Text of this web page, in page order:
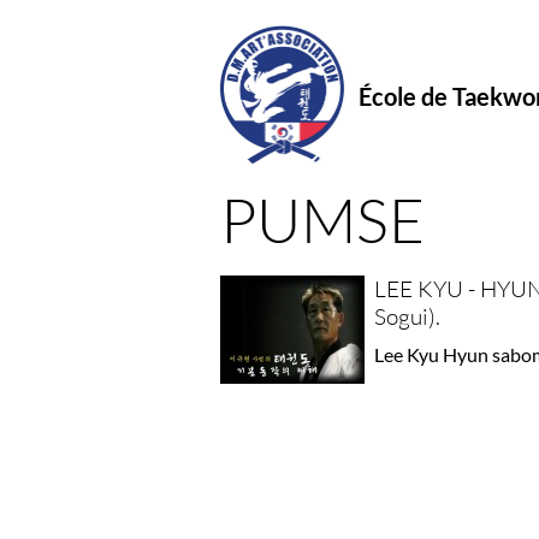
École de
PUMSE
LEE KYU -
Sogui).
Lee Kyu Hyun